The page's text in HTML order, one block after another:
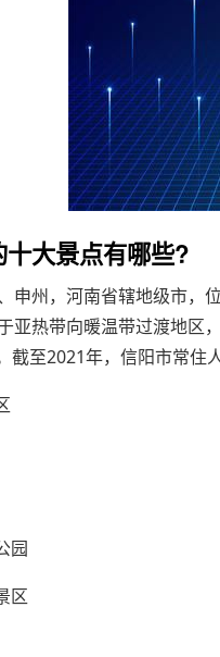
大景点有哪些?
申州，河南省辖地级市，
亚热带向暖温带过渡地区
截至2021年，信阳市常住
园
区